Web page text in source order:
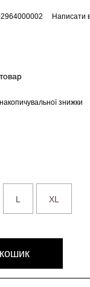
Написати
знижки
L XL